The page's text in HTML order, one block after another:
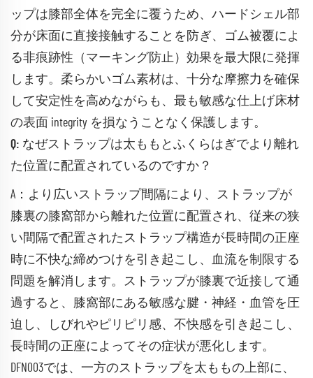
ップは膝部全体を完全に覆うため、ハードシェル部
分が床面に直接接触することを防ぎ、ゴム被覆によ
る非痕跡性（マーキング防止）効果を最大限に発揮
します。柔らかいゴム素材は、十分な摩擦力を確保
して安定性を高めながらも、最も敏感な仕上げ床材
の表面 integrity を損なうことなく保護します。
Q: なぜストラップは太ももとふくらはぎでより離れ
た位置に配置されているのですか？
A：より広いストラップ間隔により、ストラップが
膝裏の膝窩部から離れた位置に配置され、従来の狭
い間隔で配置されたストラップ構造が長時間の正座
時に不快な締めつけを引き起こし、血流を制限する
問題を解消します。ストラップが膝裏で近接して通
過すると、膝窩部にある敏感な腱・神経・血管を圧
迫し、しびれやピリピリ感、不快感を引き起こし、
長時間の正座によってその症状が悪化します。
DFN003では、一方のストラップを太ももの上部に、